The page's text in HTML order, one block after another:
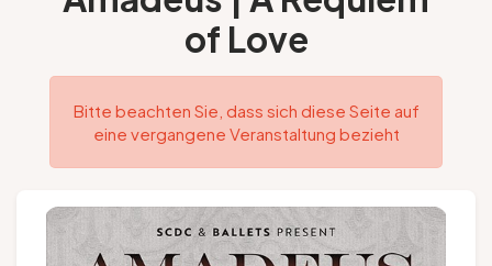
Meinen Aufenthalt vorbereiten
Unsere Vorschläge
Stadt Lüttich
of Love
Bitte beachten Sie, dass sich diese Seite auf
eine vergangene Veranstaltung bezieht